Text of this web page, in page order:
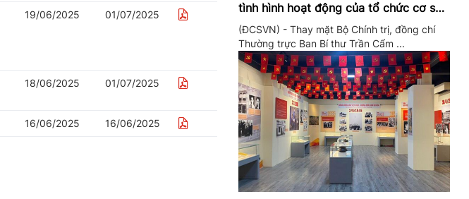
19/06/2025 01/07/2025
18/06/2025 01/07/2025
16/06/2025 16/06/2025
tình hình hoạt động của tổ chức cơ sở
đảng trong quý II/2026
(ĐCSVN) - Thay mặt Bộ Chính trị, đồng chí
Thường trực Ban Bí thư Trần Cẩm ...